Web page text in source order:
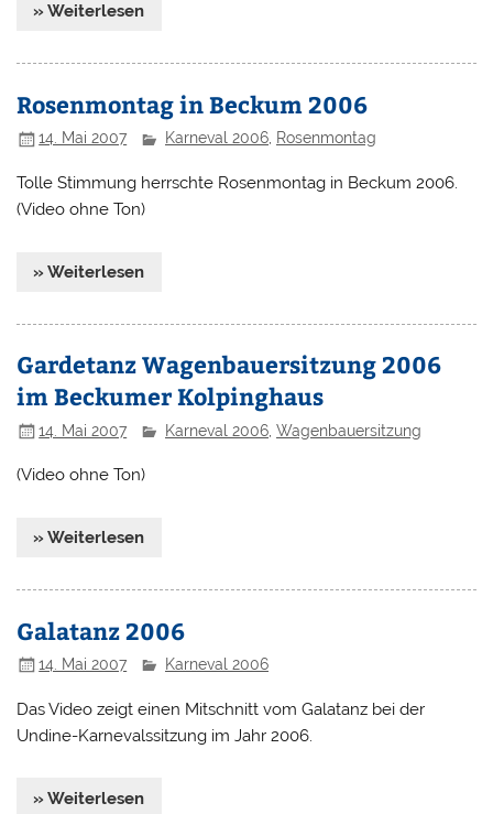
» Weiterlesen
Rosenmontag in Beckum 2006
14. Mai 2007 Karneval 2006 Rosenmontag
Tolle Stimmung herrschte Rosenmontag in Beckum 2006.
(Video ohne Ton)
» Weiterlesen
Gardetanz Wagenbauersitzung 2006
im Beckumer Kolpinghaus
14. Mai 2007 Karneval 2006 ,Wagenbauersitzung
(Video ohne Ton)
» Weiterlesen
Galatanz 2006
14. Mai 2007 Karneval 2006
Das Video zeigt einen Mitschnitt vom Galatanz bei der
Undine-Karnevalssitzung im Jahr 2006.
» Weiterlesen